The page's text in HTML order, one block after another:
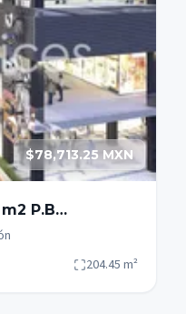
$78,713.25 MXN
P.B
Centro
204.45 m²